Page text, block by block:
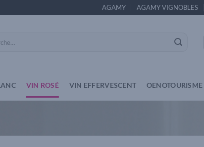
AGAMY AGAMY VIGNOBLES
VIN ROSÉ VIN EFFERVESCENT OENOTOURISME